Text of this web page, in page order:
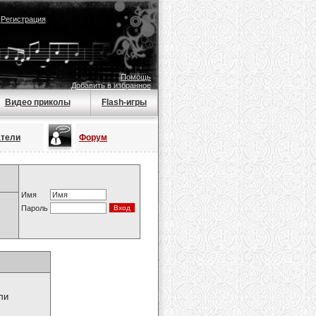
Регистрация
Помощь
Добавить в избранное
Видео приколы Flash-игры
Форум
Имя
Пароль